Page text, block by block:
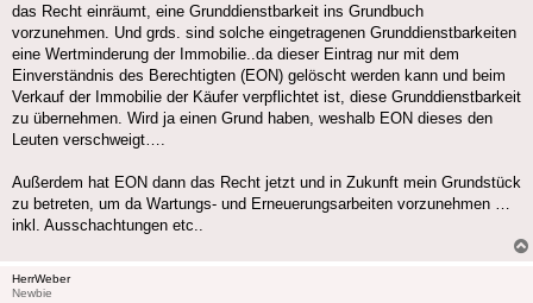
das Recht einräumt, eine Grunddienstbarkeit ins Grundbuch
vorzunehmen. Und grds. sind solche eingetragenen Grunddienstbarkeiten
eine Wertminderung der Immobilie..da dieser Eintrag nur mit dem
Einverständnis des Berechtigten (EON) gelöscht werden kann und beim
Verkauf der Immobilie der Käufer verpflichtet ist, diese Grunddienstbarkeit
zu übernehmen. Wird ja einen Grund haben, weshalb EON dieses den
Leuten verschweigt….
Außerdem hat EON dann das Recht jetzt und in Zukunft mein Grundstück
zu betreten, um da Wartungs- und Erneuerungsarbeiten vorzunehmen …
inkl. Ausschachtungen etc..
HerrWeber
Newbie